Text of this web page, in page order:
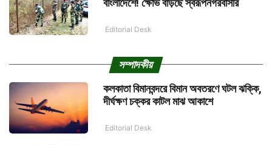
Editorial Desk
সম্পাদকীয়
কলকাতা বিমানবন্দরে বিমান অবতরণে ঘটল ঝক্কি,
দীর্ঘক্ষণ চক্কর কাটল মাঝ আকাশে
Editorial Desk